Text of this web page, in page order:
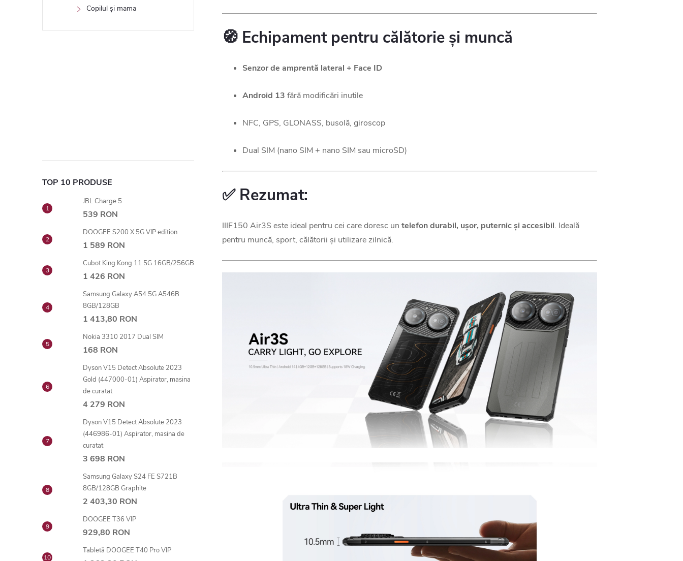
Copilul și mama
TOP 10 PRODUSE
JBL Charge 5
539 RON
DOOGEE S200 X 5G VIP edition
1 589 RON
Cubot King Kong 11 5G 16GB/256GB
1 426 RON
Samsung Galaxy A54 5G A546B
8GB/128GB
1 413,80 RON
Nokia 3310 2017 Dual SIM
168 RON
Dyson V15 Detect Absolute 2023
Gold (447000-01) Aspirator, masina
de curatat
4 279 RON
Dyson V15 Detect Absolute 2023
(446986-01) Aspirator, masina de
curatat
3 698 RON
Samsung Galaxy S24 FE S721B
8GB/128GB Graphite
2 403,30 RON
DOOGEE T36 VIP
929,80 RON
Tabletă DOOGEE T40 Pro VIP
🧭 Echipament pentru călătorie și muncă
Senzor de amprentă lateral + Face ID
Android 13 fără modificări inutile
NFC, GPS, GLONASS, busolă, giroscop
Dual SIM (nano SIM + nano SIM sau microSD)
✅ Rezumat:
IIIF150 Air3S este ideal pentru cei care doresc un telefon durabil, ușor, puternic și accesibil. Ideală
pentru muncă, sport, călătorii și utilizare zilnică.